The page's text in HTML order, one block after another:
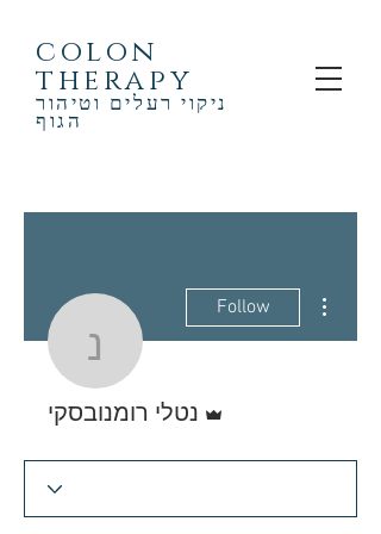
colon
therapy
ניקוי רעלים וטיהור
הגוף
נטלי רומנובסקי
Follow
נטלי רומנובסקי